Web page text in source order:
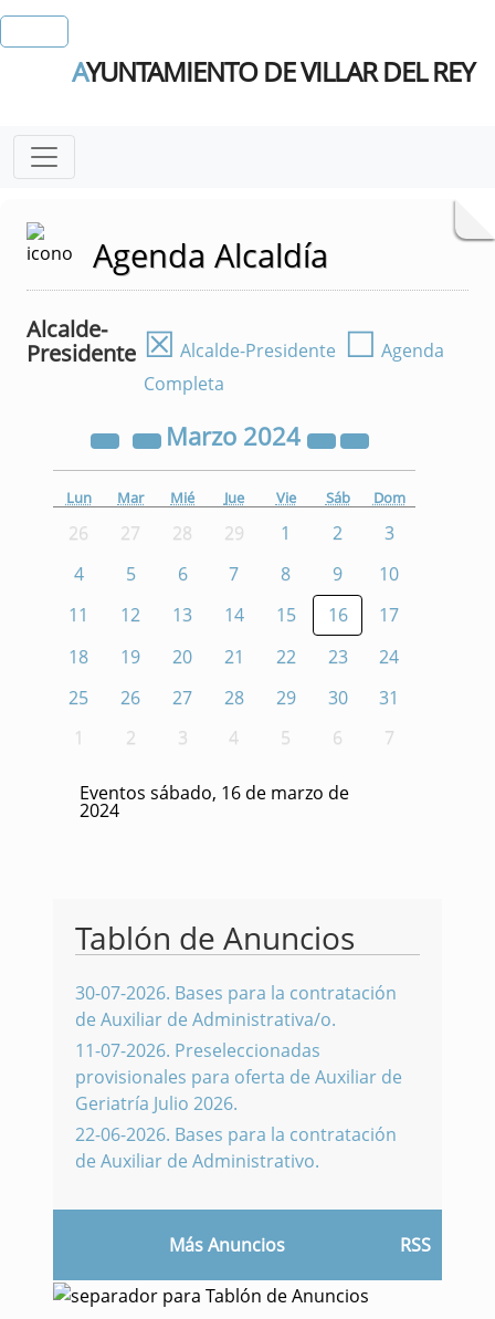
AYUNTAMIENTO DE VILLAR DEL REY
Agenda Alcaldía
Alcalde-
Presidente ☒ Alcalde-Presidente ☐ Agenda
Completa
Marzo 2024
Lun Mar Mié Jue Vie Sáb Dom
26 27 28 29 1 2
3
4
5 6 7 8 9
10
11
12 13 14 15 16
17
18
19 20 21 22 23
24
25
26 27 28 29 30
31
1
2 3 4 5 6 7
Eventos sábado, 16 de marzo de
2024
Tablón de Anuncios
30-07-2026. Bases para la contratación
de Auxiliar de Administrativa/o.
11-07-2026. Preseleccionadas
provisionales para oferta de Auxiliar de
Geriatría Julio 2026.
22-06-2026. Bases para la contratación
de Auxiliar de Administrativo.
Más Anuncios RSS